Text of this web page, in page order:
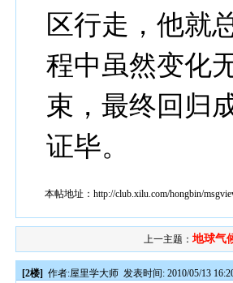
区行走，他就
程中虽然变化
束，最终回归成
证毕。
本帖地址：http://club.xilu.com/hongbin/
上一主题： 地球气
[2楼] 作者:屋里学大师 发表时间: 2010/05/13